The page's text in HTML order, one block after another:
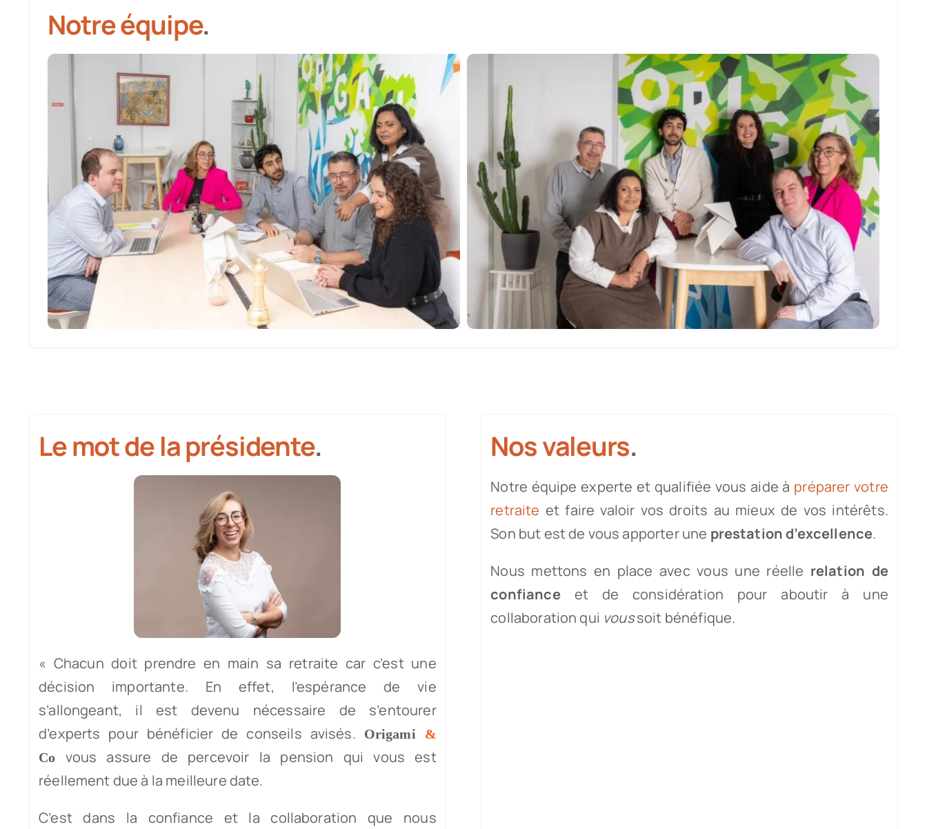
Notre équipe.
Le mot de la présidente.
« Chacun doit prendre en main sa retraite car c’est une
décision importante. En effet, l’espérance de vie
s’allongeant, il est devenu nécessaire de s’entourer
d’experts pour bénéficier de conseils avisés.
Origami
&
Co
vous assure de percevoir la pension qui vous est
réellement due à la meilleure date.
C’est dans la confiance et la collaboration que nous
Nos valeurs.
Notre équipe experte et qualifiée vous aide à préparer votre
retraite et faire valoir vos droits au mieux de vos intérêts.
Son but est de vous apporter une prestation d’excellence.
Nous mettons en place avec vous une réelle relation de
confianceet de considération pour aboutir à une
collaboration qui voussoit bénéfique.